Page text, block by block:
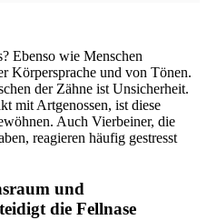
Ebenso wie Menschen
Körpersprache und von Tönen.
der Zähne ist Unsicherheit.
mit Artgenossen, ist diese
Auch Vierbeiner, die
reagieren häufig gestresst
und
die Fellnase